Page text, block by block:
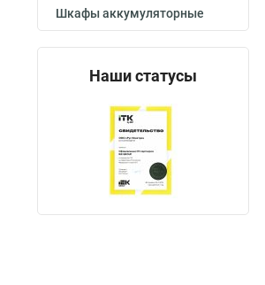
Шкафы аккумуляторные
Наши статусы